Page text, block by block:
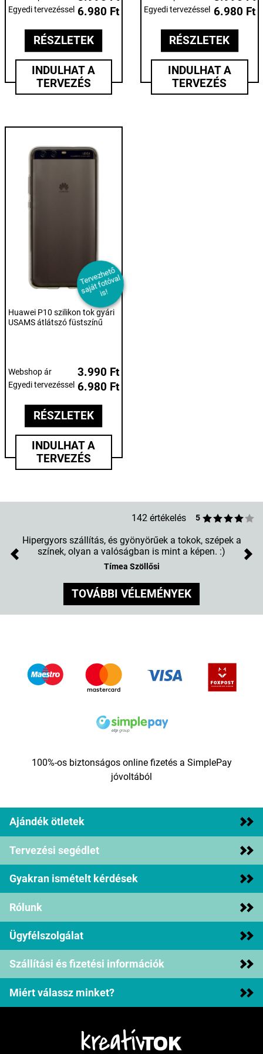
Egyedi tervezéssel 6.980 Ft
RÉSZLETEK
INDULHAT A
TERVEZÉS
Egyedi tervezéssel 6.980 Ft
RÉSZLETEK
INDULHAT A
TERVEZÉS
T
er
v
e
z
h
et
ő
s
aj
át f
ot
ó
v
al
i
s!
Huawei P10 szilikon tok gyári
USAMS átlátszó füstszínű
Webshop ár 3.990 Ft
Egyedi tervezéssel 6.980 Ft
RÉSZLETEK
INDULHAT A
TERVEZÉS
142 értékelés 5
Hipergyors szállítás, és gyönyörűek a tokok, szépek a
színek, olyan a valóságban is mint a képen. :)
Tímea Szöllősi
Previous
TOVÁBBI VÉLEMÉNYEK
100%-os biztonságos online fizetés a SimplePay
jóvoltából
Ajándék ötletek
Tervezési segédlet
Gyakran ismételt kérdések
Rólunk
Ügyfélszolgálat
Szállítási és fizetési információk
Miért válassz minket?